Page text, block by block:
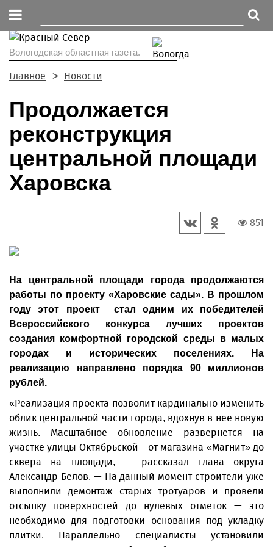
Вологодская областная газета.
Главное Новости
Продолжается
реконструкция
центральной площади
Харовска
851
На центральной площади города продолжаются
работы по проекту «Харовские сады». В прошлом
году этот проект стал одним их победителей
Всероссийского конкурса лучших проектов
создания комфортной городской среды в малых
городах и исторических поселениях. На
реализацию направлено порядка 90 миллионов
рублей.
«Реализация проекта позволит кардинально изменить
облик центральной части города, вдохнув в нее новую
жизнь. Масштабное обновление развернется на
участке улицы Октябрьской – от магазина «Магнит» до
сквера на площади, — рассказал глава округа
Александр Белов. — На данный момент строители уже
выполнили демонтаж старых тротуаров и провели
отсыпку поверхностей до нулевых отметок — это
необходимо для подготовки основания под укладку
плитки. Параллельно специалисты установили